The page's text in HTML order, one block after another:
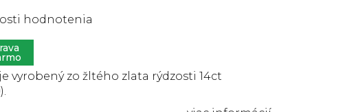
vyrobený zo žltého zlata rýdzosti 14ct
hodnotenia